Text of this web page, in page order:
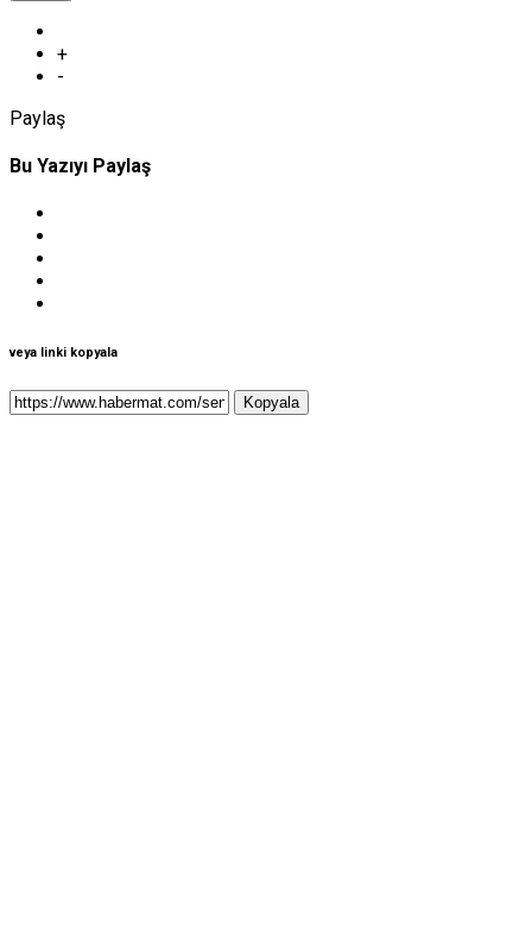
+
-
Paylaş
Bu Yazıyı Paylaş
veya linki kopyala
Kopyala